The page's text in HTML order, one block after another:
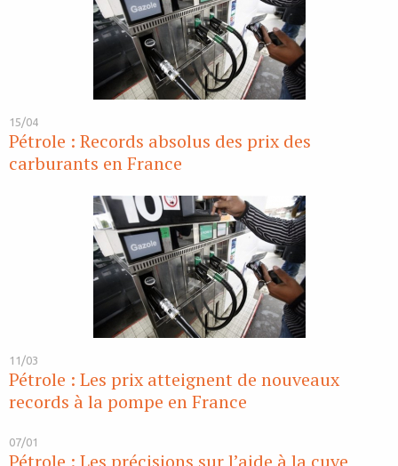
15/04
Pétrole : Records absolus des prix des
carburants en France
11/03
Pétrole : Les prix atteignent de nouveaux
records à la pompe en France
07/01